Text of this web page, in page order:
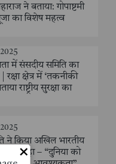
ने बताया: गोपाष्टमी
का विशेष महत्व
में संसदीय समिति का
क्षेत्र में ‘तकनीकी
राष्ट्रीय सुरक्षा का
ने किया अखिल भारतीय
कहा – “दुनिया को
×